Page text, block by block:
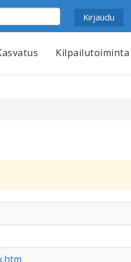
Kilpailutoiminta